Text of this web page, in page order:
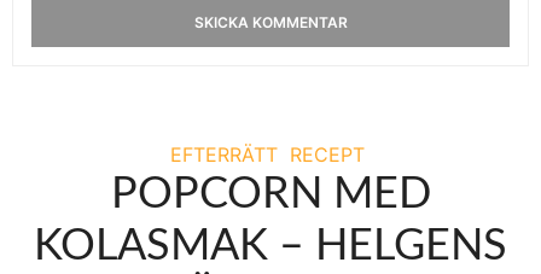
EFTERRÄTT RECEPT
POPCORN MED
KOLASMAK – HELGENS